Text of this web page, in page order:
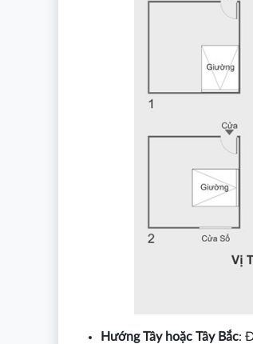
Hướng Tây hoặc Tây Bắc: